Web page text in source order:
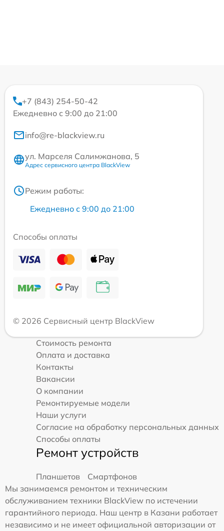
+7 (843) 254-50-42
Ежедневно с 9:00 до 21:00
info@re-blackview.ru
ул. Марселя Салимжанова, 5
Адрес сервисного центра BlackView
Режим работы:
Ежедневно с 9:00 до 21:00
Способы оплаты
© 2026 Сервисный центр BlackView
Стоимость ремонта
Оплата и доставка
Контакты
Вакансии
О компании
Ремонтируемые модели
Наши услуги
Согласие на обработку персональных данных
Способы оплаты
Ремонт устройств
Планшетов
Смартфонов
Мы занимаемся ремонтом и техническим
обслуживанием техники BlackView по истечении
гарантийного периода. Наш центр в Казани работает
независимо и не имеет официальной авторизации от